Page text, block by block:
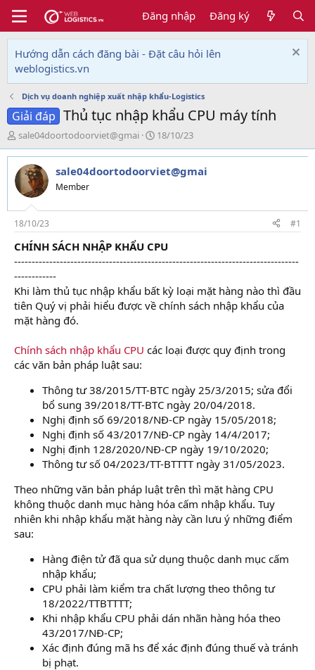
Đăng nhập Đăng ký
Hướng dẫn cách đăng bài - Đặt câu hỏi lên
weblogistics.vn
Dịch vụ doanh nghiệp xuất nhập khẩu-Logistics
Giải đáp Thủ tục nhập khẩu CPU máy tính
T
h
r
e
a
d
s
t
a
r
t
e
r
sale04doortodoorviet@gmai
N
g
à
y
i
18/10/23
sale04doortodoorviet@gmai
Member
18/10/23 #1
CHÍNH SÁCH NHẬP KHẨU CPU
---------------------------------------------------------------------------------
------------
Khi làm thủ tục nhập khẩu bất kỳ loại mặt hàng nào thì đầu
tiên Quý vị phải hiểu được về chính sách nhập khẩu của
mặt hàng đó.
Chính sách nhập khẩu CPU các loại được quy định trong
các văn bản pháp luật sau:
Thông tư 38/2015/TT-BTC ngày 25/3/2015; sửa đổi
bổ sung 39/2018/TT-BTC ngày 20/04/2018.
Nghị định số 69/2018/NĐ-CP ngày 15/05/2018;
Nghị định số 43/2017/NĐ-CP ngày 14/4/2017;
Nghị định 128/2020/NĐ-CP ngày 19/10/2020;
Thông tư số 04/2023/TT-BTTTT ngày 31/05/2023.
Theo những văn bản pháp luật trên thì mặt hàng CPU
không thuộc danh mục hàng hóa cấm nhập khẩu. Tuy
nhiên khi nhập khẩu mặt hàng này cần lưu ý những điểm
sau:
Hàng điện tử đã qua sử dụng thuộc danh mục cấm
nhập khẩu;
CPU phải làm kiểm tra chất lượng theo thông tư
18/2022/TTBTTTT;
Khi nhập khẩu CPU phải dán nhãn hàng hóa theo
43/2017/NĐ-CP;
Xác định đúng mã hs để xác định đúng thuế và tránh
bị phạt.